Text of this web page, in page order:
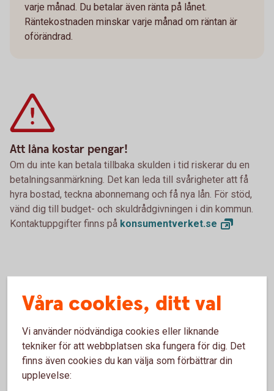
varje månad. Du betalar även ränta på lånet.
Räntekostnaden minskar varje månad om räntan är
oförändrad.
Att låna kostar pengar!
Om du inte kan betala tillbaka skulden i tid riskerar du en
betalningsanmärkning. Det kan leda till svårigheter att få
hyra bostad, teckna abonnemang och få nya lån. För stöd,
vänd dig till budget- och skuldrådgivningen i din kommun.
Kontaktuppgifter finns på konsumentverket.se
Så fungerar Grönt billån
Vilka kriterier har ni för ett Grönt billån?
Vad menar ni med miljövänlig bil?
Våra cookies, ditt val
Vi använder nödvändiga cookies eller liknande
tekniker för att webbplatsen ska fungera för dig. Det
finns även cookies du kan välja som förbättrar din
upplevelse: